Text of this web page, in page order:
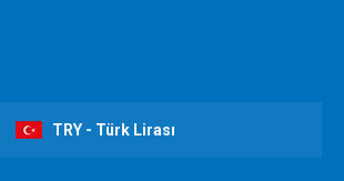
TRY - Türk Lirası